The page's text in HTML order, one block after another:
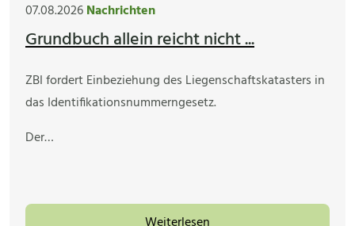
07.08.2026Nachrichten
Grundbuch allein reicht nicht ...
ZBI fordert Einbeziehung des Liegenschaftskatasters in
das Identifikationsnummerngesetz.
Der…